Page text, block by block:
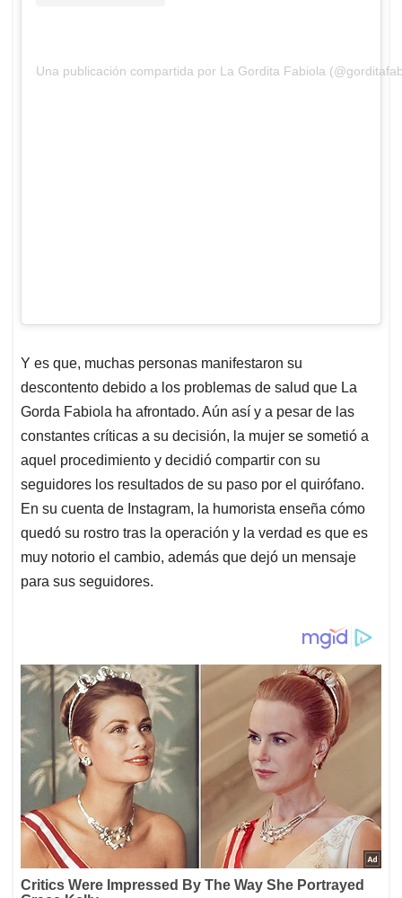
Una publicación compartida por La Gordita Fabiola
Y es que, muchas personas manifestaron su
descontento debido a los problemas de salud que La
Gorda Fabiola ha afrontado. Aún así y a pesar de las
constantes críticas a su decisión, la mujer se sometió a
aquel procedimiento y decidió compartir con su
seguidores los resultados de su paso por el quirófano.
En su cuenta de Instagram, la humorista enseña cómo
quedó su rostro tras la operación y la verdad es que es
muy notorio el cambio, además que dejó un mensaje
para sus seguidores.